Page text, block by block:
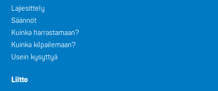
Lajiesittely
Säännöt
Kuinka harrastamaan?
Kuinka kilpailemaan?
Usein kysyttyä
Liitto